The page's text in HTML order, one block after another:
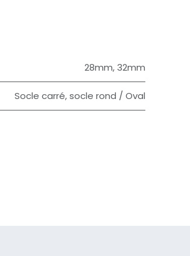
28mm,32mm
Socle carré,socle rond / Oval